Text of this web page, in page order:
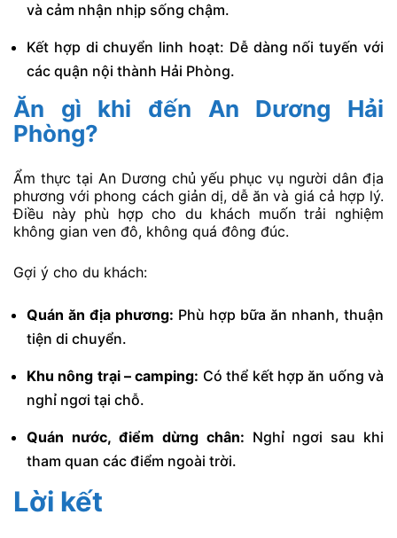
và cảm nhận nhịp sống chậm.
Kết hợp di chuyển linh hoạt: Dễ dàng nối tuyến với
các quận nội thành Hải Phòng.
Ăn gì khi đến An Dương Hải
Phòng?
Ẩm thực tại An Dương chủ yếu phục vụ người dân địa
phương với phong cách giản dị, dễ ăn và giá cả hợp lý.
Điều này phù hợp cho du khách muốn trải nghiệm
không gian ven đô, không quá đông đúc.
Gợi ý cho du khách:
Quán ăn địa phương: Phù hợp bữa ăn nhanh, thuận
tiện di chuyển.
Khu nông trại – camping: Có thể kết hợp ăn uống và
nghỉ ngơi tại chỗ.
Quán nước, điểm dừng chân: Nghỉ ngơi sau khi
tham quan các điểm ngoài trời.
Lời kết